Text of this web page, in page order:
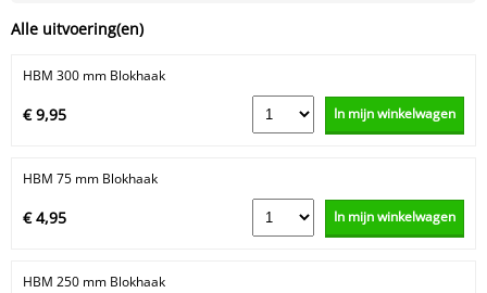
Alle uitvoering(en)
HBM 300 mm Blokhaak
€ 9,95 In mijn winkelwagen
HBM 75 mm Blokhaak
€ 4,95 In mijn winkelwagen
HBM 250 mm Blokhaak